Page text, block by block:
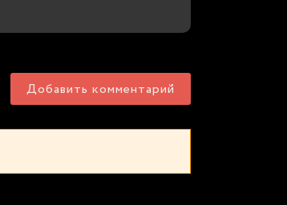
Добавить комментарий